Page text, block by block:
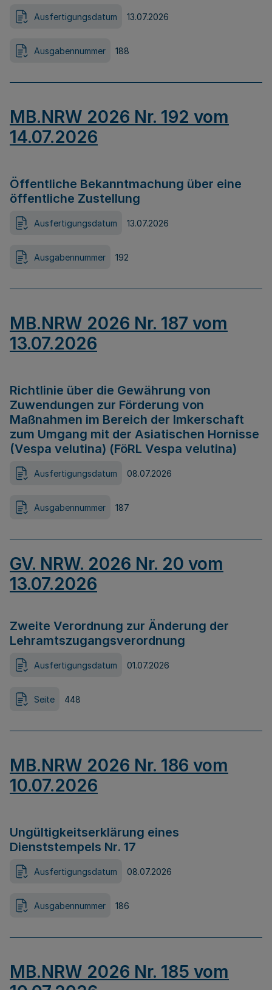
Ausfertigungsdatum 13.07.2026
Ausgabennummer 188
MB.NRW 2026 Nr. 192 vom
14.07.2026
Öffentliche Bekanntmachung über eine
öffentliche Zustellung
Ausfertigungsdatum 13.07.2026
Ausgabennummer 192
MB.NRW 2026 Nr. 187 vom
13.07.2026
Richtlinie über die Gewährung von
Zuwendungen zur Förderung von
Maßnahmen im Bereich der Imkerschaft
zum Umgang mit der Asiatischen Hornisse
(Vespa velutina) (FöRL Vespa velutina)
Ausfertigungsdatum 08.07.2026
Ausgabennummer 187
GV. NRW. 2026 Nr. 20 vom
13.07.2026
Zweite Verordnung zur Änderung der
Lehramtszugangsverordnung
Ausfertigungsdatum 01.07.2026
Seite 448
MB.NRW 2026 Nr. 186 vom
10.07.2026
Ungültigkeitserklärung eines
Dienststempels Nr. 17
Ausfertigungsdatum 08.07.2026
Ausgabennummer 186
MB.NRW 2026 Nr. 185 vom